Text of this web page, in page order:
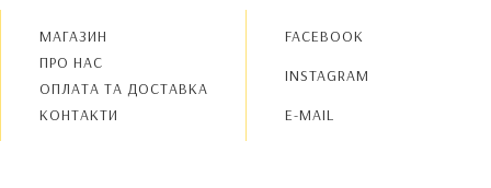
МАГАЗИН
ПРО НАС
OПЛАТА ТА ДОСТАВКА
КОНТАКТИ
FACEBOOK
INSTAGRAM
E-MAIL